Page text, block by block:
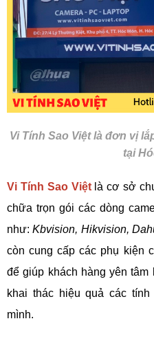
Vi Tính Sao Việt là đơn vị
tại
Vi Tính Sao Việt là cơ sở
chữa trọn gói các dòng
như:Kbvision, Hikvision,
còn cung cấp các phụ kiện
để giúp khách hàng yên
khai thác hiệu quả các
mình.